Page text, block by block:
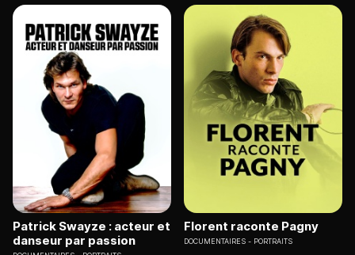
Patrick Swayze : acteur et
danseur par passion
Florent raconte Pagny
DOCUMENTAIRES PORTRAITS